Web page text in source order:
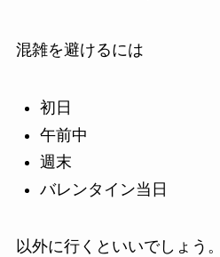
混雑を避けるには
初日
午前中
週末
バレンタイン当日
以外に行くといいでしょう。